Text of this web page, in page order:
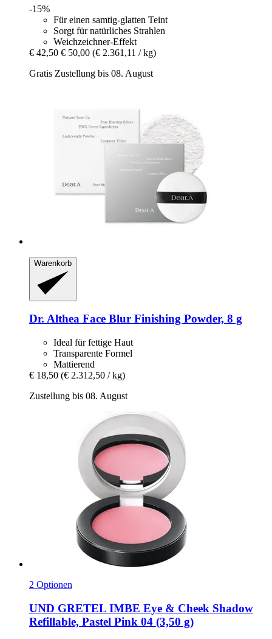
-15%
Für einen samtig-glatten Teint
Sorgt für natürliches Strahlen
Weichzeichner-Effekt
€ 42,50 € 50,00 (€ 2.361,11 / kg)
Gratis Zustellung bis 08. August
Warenkorb
Dr. Althea Face Blur Finishing Powder, 8 g
Ideal für fettige Haut
Transparente Formel
Mattierend
€ 18,50 (€ 2.312,50 / kg)
Zustellung bis 08. August
2 Optionen
UND GRETEL IMBE Eye & Cheek Shadow
Refillable, Pastel Pink 04 (3,50 g)